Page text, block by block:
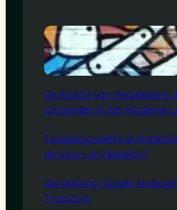
De Kracht van Verbeelding:
Creativiteit in het Moderne
Tandartspraktijk in
de Voor- en Nadelen?
Vergelijking Tussen
Thuiszorg